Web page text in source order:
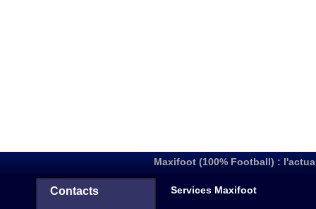
Maxifoot (100% Football) :
Contacts Services Maxifoot